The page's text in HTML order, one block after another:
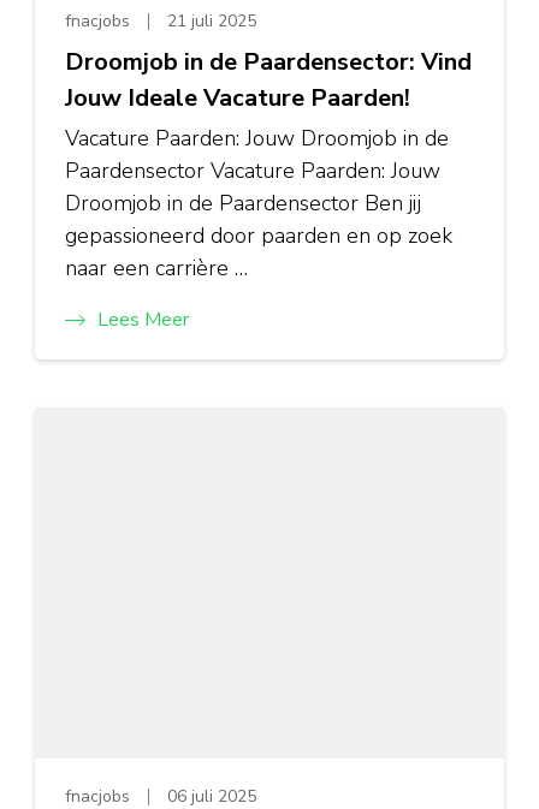
fnacjobs 21 juli 2025
Droomjob in de Paardensector: Vind
Jouw Ideale Vacature Paarden!
Vacature Paarden: Jouw Droomjob in de
Paardensector Vacature Paarden: Jouw
Droomjob in de Paardensector Ben jij
gepassioneerd door paarden en op zoek
naar een carrière …
Lees Meer
fnacjobs 06 juli 2025